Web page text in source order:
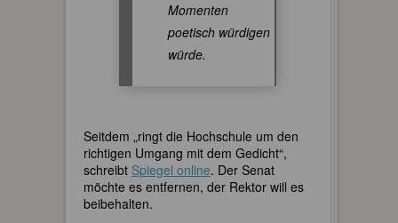
Momenten
poetisch würdigen
würde.
Seitdem „ringt die Hochschule um den
richtigen Umgang mit dem Gedicht“,
schreibt Spiegel online. Der Senat
möchte es entfernen, der Rektor will es
beibehalten.